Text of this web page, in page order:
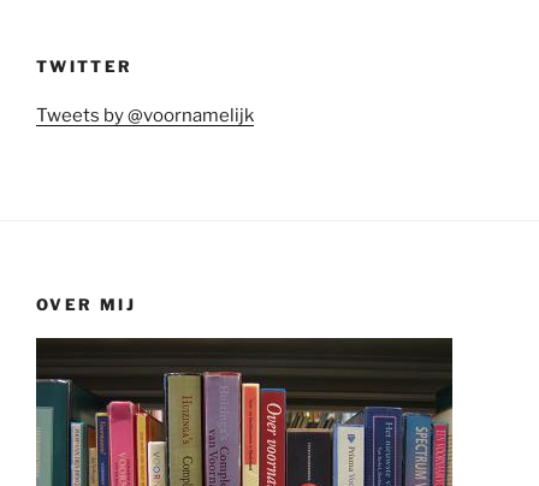
TWITTER
Tweets by @voornamelijk
OVER MIJ